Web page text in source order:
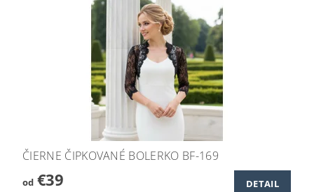
ČIERNE ČIPKOVANÉ BOLERKO BF-169
od€39 DETAIL